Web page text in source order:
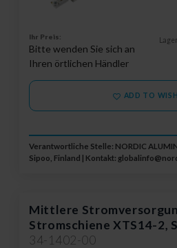
Ihr Preis:
Bitte wenden Sie sich an
Ihren örtlichen Händler
ADD TO
Verantwortliche Stelle: NORDIC
Sipoo, Finland | Kontakt:
Mittlere
Stromschiene XTS14-2,
34-1402-00